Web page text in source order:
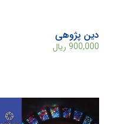
دین پژوهی
900,000 ریال